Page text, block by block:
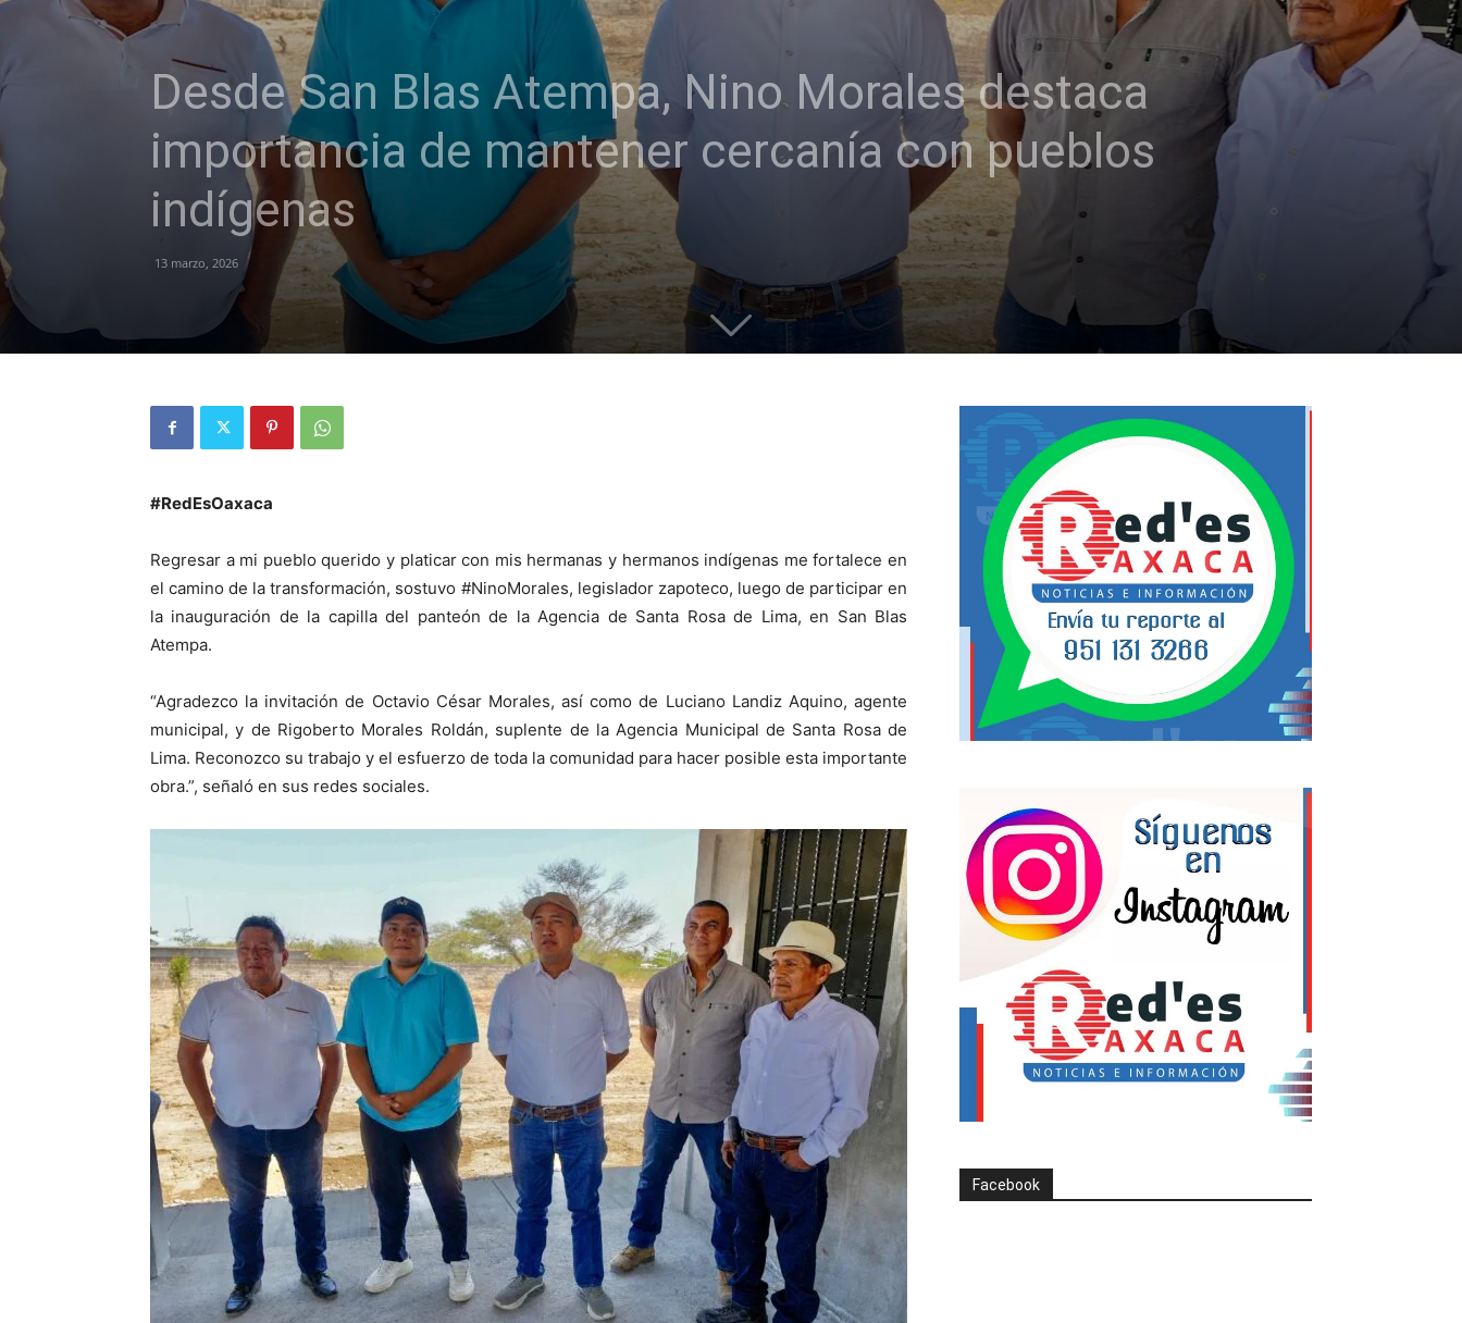
Desde San Blas Atempa, Nino Morales destaca
importancia de mantener cercanía con pueblos
indígenas
13 marzo, 2026
#RedEsOaxaca
Regresar a mi pueblo querido y platicar con mis hermanas y hermanos indígenas me fortalece en
el camino de la transformación, sostuvo #NinoMorales, legislador zapoteco, luego de participar en
la inauguración de la capilla del panteón de la Agencia de Santa Rosa de Lima, en San Blas
Atempa.
“Agradezco la invitación de Octavio César Morales, así como de Luciano Landiz Aquino, agente
municipal, y de Rigoberto Morales Roldán, suplente de la Agencia Municipal de Santa Rosa de
Lima. Reconozco su trabajo y el esfuerzo de toda la comunidad para hacer posible esta importante
obra.”, señaló en sus redes sociales.
Facebook